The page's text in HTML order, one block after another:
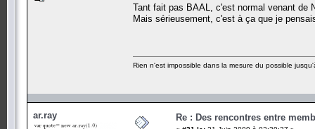
Tant fait pas BAAL, c'est normal venant de
Mais sérieusement, c'est à ça que je
Rien n'est impossible dans la mesure du possible
ar.ray Re : Des rencontres entre